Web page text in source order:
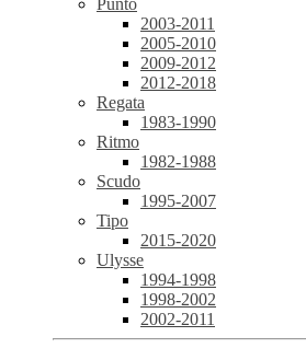
Punto
2003-2011
2005-2010
2009-2012
2012-2018
Regata
1983-1990
Ritmo
1982-1988
Scudo
1995-2007
Tipo
2015-2020
Ulysse
1994-1998
1998-2002
2002-2011